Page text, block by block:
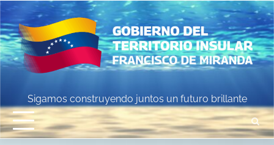
Skip
to
content
Sigamos construyendo juntos un futuro brillante